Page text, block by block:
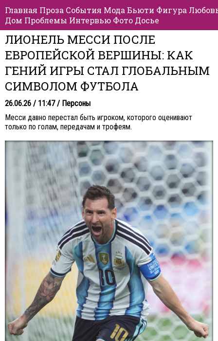
Главная Проза События Мода Бьюти Фигура
Дом Проблемы Интервью Фото Досье
ЛИОНЕЛЬ МЕССИ ПОСЛЕ
ЕВРОПЕЙСКОЙ ВЕРШИНЫ: КАК
ГЕНИЙ ИГРЫ СТАЛ ГЛОБАЛЬНЫМ
СИМВОЛОМ ФУТБОЛА
26.06.26 / 11:47 / Персоны
Месси давно перестал быть игроком, которого оценивают
только по голам, передачам и трофеям.